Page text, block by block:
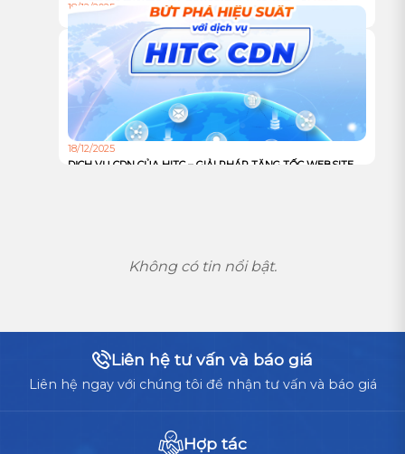
18/12/2025
TỰ XÂY HAY THUÊ TRUNG TÂM DỮ LIỆU: ĐÂU LÀ LỰA
CHỌN TỐI ƯU CHO DOANH NGHIỆP?
18/12/2025
DỊCH VỤ CDN CỦA HITC – GIẢI PHÁP TĂNG TỐC WEBSITE
Không có tin nổi bật.
Liên hệ tư vấn và báo giá
Liên hệ ngay với chúng tôi để nhận tư vấn và báo giá
Hợp tác